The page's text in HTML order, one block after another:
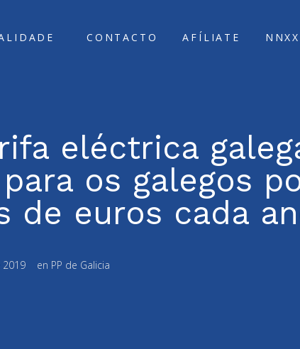
CONTACTO AFÍLIATE NNXX
eléctrica
os galegos
euros cada
en PP de Galicia